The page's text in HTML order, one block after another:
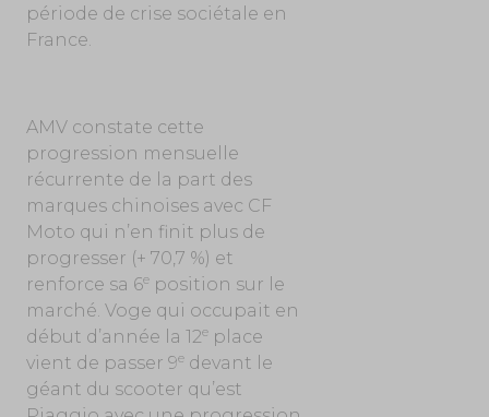
période de crise sociétale en
France.
AMV constate cette
progression mensuelle
récurrente de la part des
marques chinoises avec CF
Moto qui n’en finit plus de
progresser (+ 70,7 %) et
renforce sa 6eposition sur le
marché. Voge qui occupait en
début d’année la 12eplace
vient de passer 9edevant le
géant du scooter qu’est